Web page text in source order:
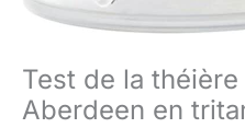
Test de la
Aberdeen en